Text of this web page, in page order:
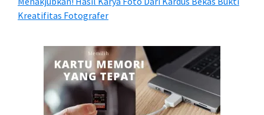
Kreatifitas Fotografer